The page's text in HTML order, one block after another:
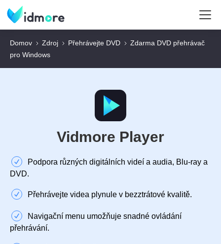
Domov Zdroj Přehrávejte DVD
Zdarma DVD přehrávač
pro Windows
Vidmore Player
Podpora různých digitálních videí a audia, Blu-ray a
DVD.
Přehrávejte videa plynule v bezztrátové kvalitě.
Navigační menu umožňuje snadné ovládání
přehrávání.